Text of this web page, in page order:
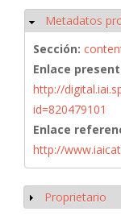
Ocultar
Metadatos
Sección:
Enlace
http://
id=820479101
Enlace
http://
Mostrar
Proprietario